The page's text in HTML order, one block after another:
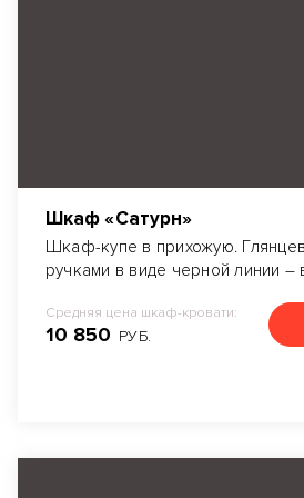
Шкаф «Сатурн»
Шкаф-купе в прихожую.
ручками в виде черной линии – вместительный
места для вешалок, полок
ширины для одежды, а также
Средняя цена шкаф-кровати:
10 850 РУБ.